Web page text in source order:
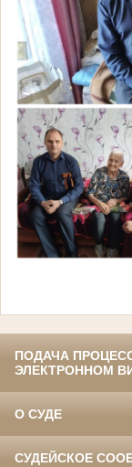
ПОДАЧА
ЭЛЕКТРОННОМ
О СУДЕ
СУДЕЙСКОЕ